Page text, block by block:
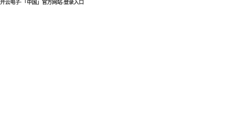
开云电子·「中国」官方网站-登录入口